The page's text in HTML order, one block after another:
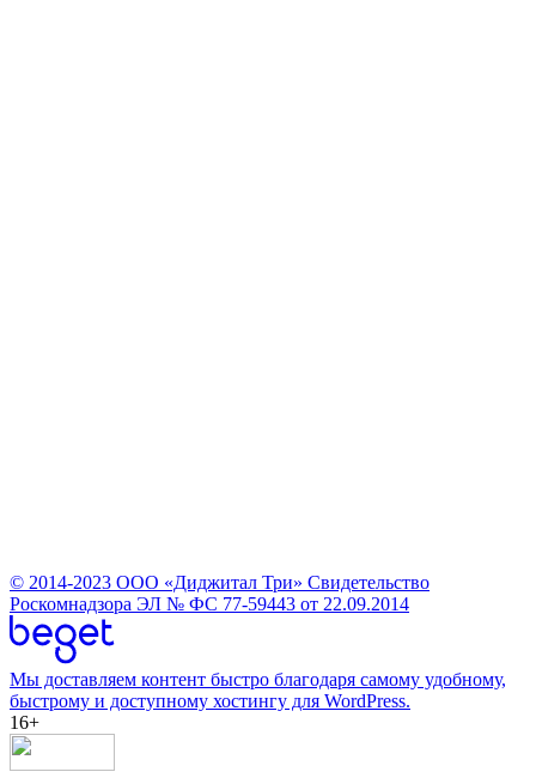
© 2014-2023 ООО «Диджитал Три» Свидетельство
Роскомнадзора ЭЛ № ФС 77-59443 от 22.09.2014
Мы доставляем контент быстро благодаря самому удобному,
быстрому и доступному хостингу для WordPress.
16+